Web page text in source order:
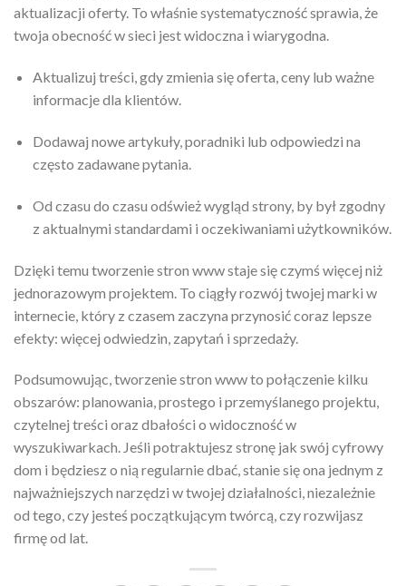
aktualizacji oferty. To właśnie systematyczność sprawia, że
twoja obecność w sieci jest widoczna i wiarygodna.
Aktualizuj treści, gdy zmienia się oferta, ceny lub ważne
informacje dla klientów.
Dodawaj nowe artykuły, poradniki lub odpowiedzi na
często zadawane pytania.
Od czasu do czasu odśwież wygląd strony, by był zgodny
z aktualnymi standardami i oczekiwaniami użytkowników.
Dzięki temu tworzenie stron www staje się czymś więcej niż
jednorazowym projektem. To ciągły rozwój twojej marki w
internecie, który z czasem zaczyna przynosić coraz lepsze
efekty: więcej odwiedzin, zapytań i sprzedaży.
Podsumowując, tworzenie stron www to połączenie kilku
obszarów: planowania, prostego i przemyślanego projektu,
czytelnej treści oraz dbałości o widoczność w
wyszukiwarkach. Jeśli potraktujesz stronę jak swój cyfrowy
dom i będziesz o nią regularnie dbać, stanie się ona jednym z
najważniejszych narzędzi w twojej działalności, niezależnie
od tego, czy jesteś początkującym twórcą, czy rozwijasz
firmę od lat.